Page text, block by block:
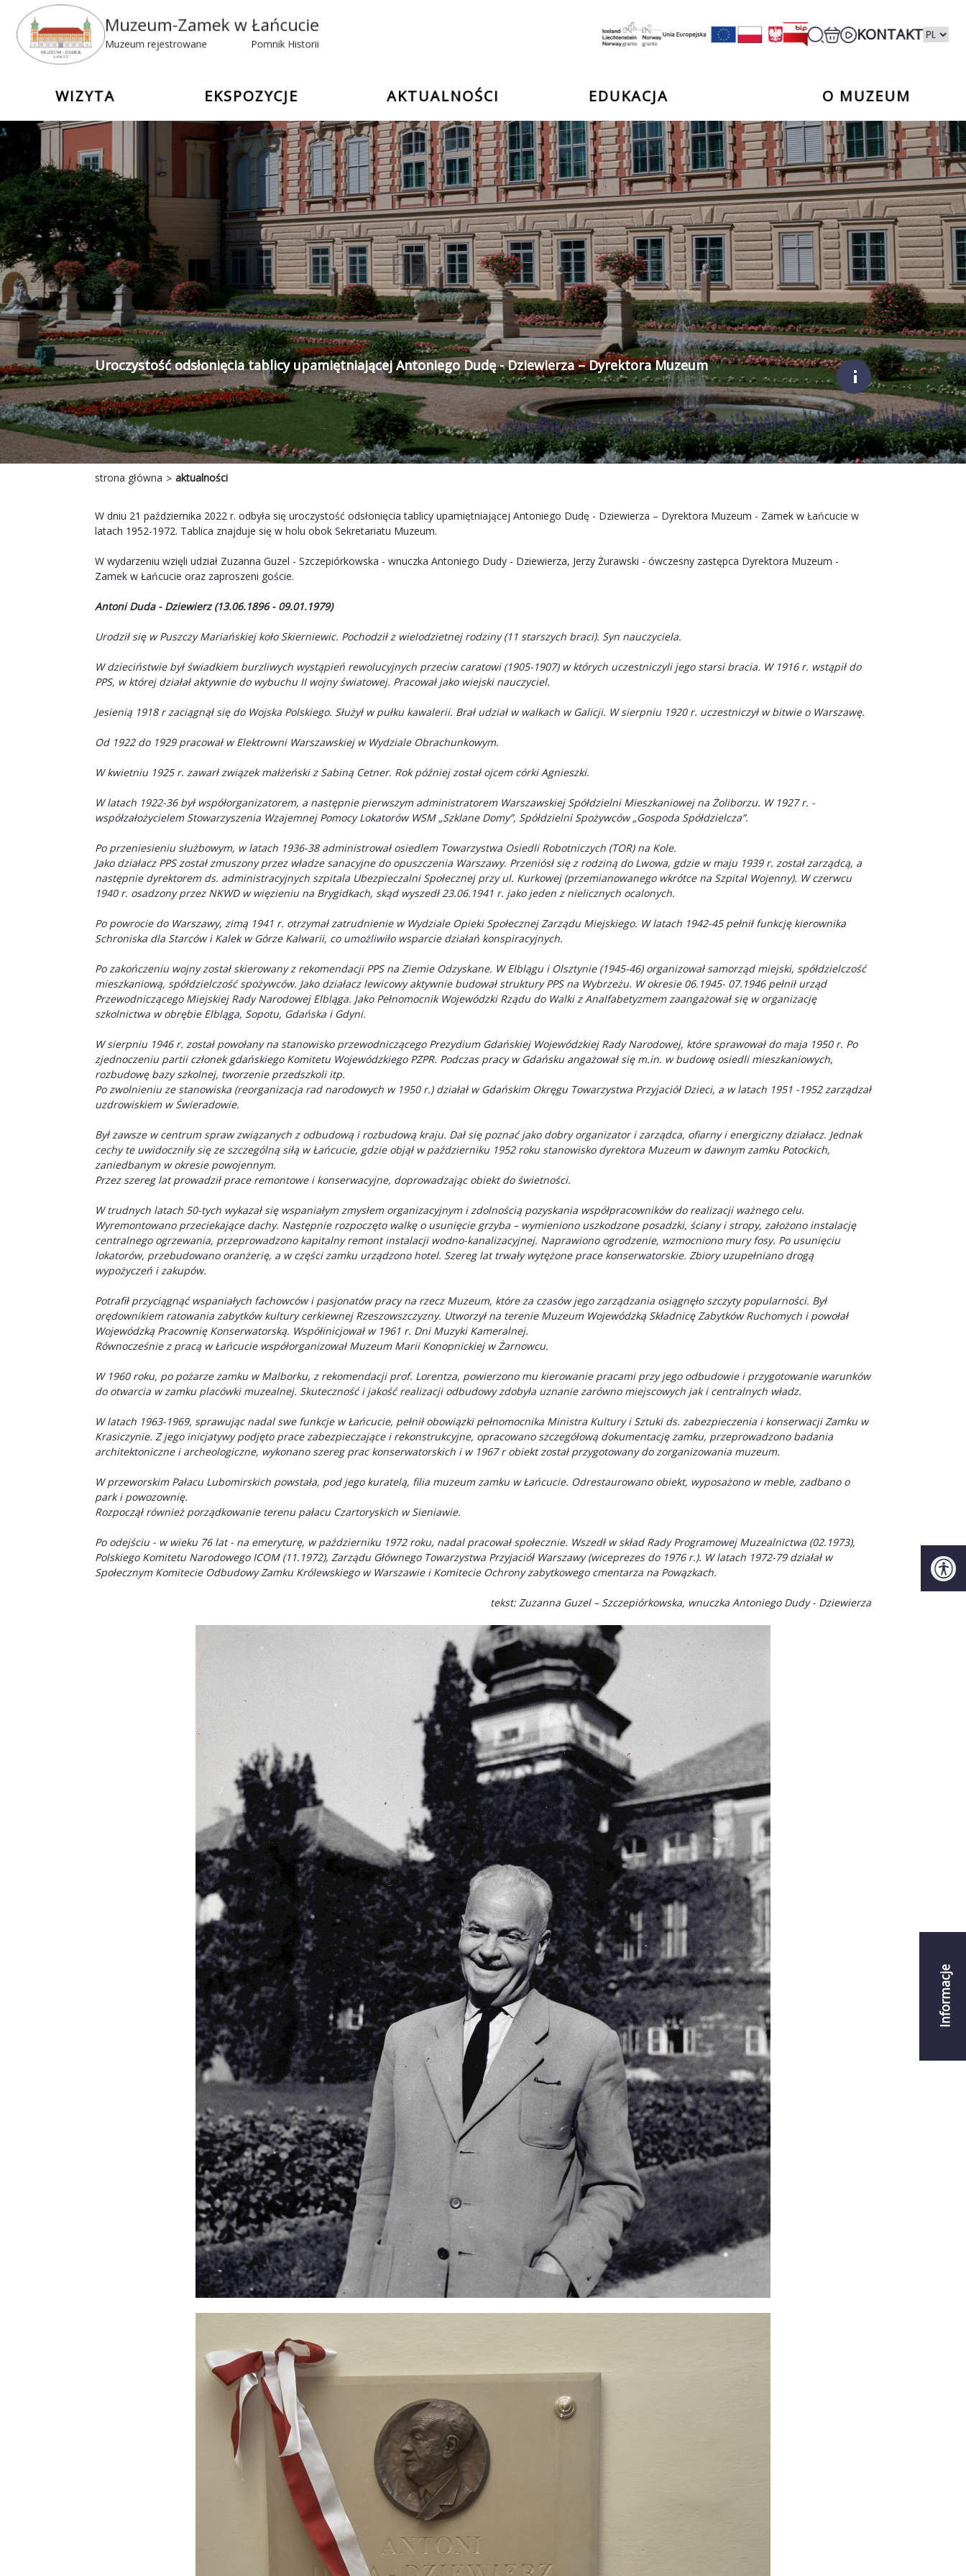
Muzeum-Zamek w Łańcucie
Muzeum rejestrowane Pomnik Historii
KONTAKT
WIZYTA EKSPOZYCJE AKTUALNOŚCI EDUKACJA O MUZEUM
Informacje
Uroczystość odsłonięcia tablicy upamiętniającej Antoniego Dudę - Dziewierza – Dyrektora Muzeum
;
strona główna aktualności
W dniu 21 października 2022 r. odbyła się uroczystość odsłonięcia tablicy upamiętniającej Antoniego Dudę - Dziewierza – Dyrektora Muzeum - Zamek w Łańcucie w
latach 1952-1972. Tablica znajduje się w holu obok Sekretariatu Muzeum.
W wydarzeniu wzięli udział Zuzanna Guzel - Szczepiórkowska - wnuczka Antoniego Dudy - Dziewierza, Jerzy Żurawski - ówczesny zastępca Dyrektora Muzeum -
Zamek w Łańcucie oraz zaproszeni goście.
Antoni Duda - Dziewierz (13.06.1896 - 09.01.1979)
Urodził się w Puszczy Mariańskiej koło Skierniewic. Pochodził z wielodzietnej rodziny (11 starszych braci). Syn nauczyciela.
W dzieciństwie był świadkiem burzliwych wystąpień rewolucyjnych przeciw caratowi (1905-1907) w których uczestniczyli jego starsi bracia. W 1916 r. wstąpił do
PPS, w której działał aktywnie do wybuchu II wojny światowej. Pracował jako wiejski nauczyciel.
Jesienią 1918 r zaciągnął się do Wojska Polskiego. Służył w pułku kawalerii. Brał udział w walkach w Galicji. W sierpniu 1920 r. uczestniczył w bitwie o Warszawę.
Od 1922 do 1929 pracował w Elektrowni Warszawskiej w Wydziale Obrachunkowym.
W kwietniu 1925 r. zawarł związek małżeński z Sabiną Cetner. Rok później został ojcem córki Agnieszki.
W latach 1922-36 był współorganizatorem, a następnie pierwszym administratorem Warszawskiej Spółdzielni Mieszkaniowej na Żoliborzu. W 1927 r. -
współzałożycielem Stowarzyszenia Wzajemnej Pomocy Lokatorów WSM „Szklane Domy”, Spółdzielni Spożywców „Gospoda Spółdzielcza”.
Po przeniesieniu służbowym, w latach 1936-38 administrował osiedlem Towarzystwa Osiedli Robotniczych (TOR) na Kole.
Jako działacz PPS został zmuszony przez władze sanacyjne do opuszczenia Warszawy. Przeniósł się z rodziną do Lwowa, gdzie w maju 1939 r. został zarządcą, a
następnie dyrektorem ds. administracyjnych szpitala Ubezpieczalni Społecznej przy ul. Kurkowej (przemianowanego wkrótce na Szpital Wojenny). W czerwcu
1940 r. osadzony przez NKWD w więzieniu na Brygidkach, skąd wyszedł 23.06.1941 r. jako jeden z nielicznych ocalonych.
Po powrocie do Warszawy, zimą 1941 r. otrzymał zatrudnienie w Wydziale Opieki Społecznej Zarządu Miejskiego. W latach 1942-45 pełnił funkcję kierownika
Schroniska dla Starców i Kalek w Górze Kalwarii, co umożliwiło wsparcie działań konspiracyjnych.
Po zakończeniu wojny został skierowany z rekomendacji PPS na Ziemie Odzyskane. W Elblągu i Olsztynie (1945-46) organizował samorząd miejski, spółdzielczość
mieszkaniową, spółdzielczość spożywców. Jako działacz lewicowy aktywnie budował struktury PPS na Wybrzeżu. W okresie 06.1945- 07.1946 pełnił urząd
Przewodniczącego Miejskiej Rady Narodowej Elbląga. Jako Pełnomocnik Wojewódzki Rządu do Walki z Analfabetyzmem zaangażował się w organizację
szkolnictwa w obrębie Elbląga, Sopotu, Gdańska i Gdyni.
W sierpniu 1946 r. został powołany na stanowisko przewodniczącego Prezydium Gdańskiej Wojewódzkiej Rady Narodowej, które sprawował do maja 1950 r. Po
zjednoczeniu partii członek gdańskiego Komitetu Wojewódzkiego PZPR. Podczas pracy w Gdańsku angażował się m.in. w budowę osiedli mieszkaniowych,
rozbudowę bazy szkolnej, tworzenie przedszkoli itp.
Po zwolnieniu ze stanowiska (reorganizacja rad narodowych w 1950 r.) działał w Gdańskim Okręgu Towarzystwa Przyjaciół Dzieci, a w latach 1951 -1952 zarządzał
uzdrowiskiem w Świeradowie.
Był zawsze w centrum spraw związanych z odbudową i rozbudową kraju. Dał się poznać jako dobry organizator i zarządca, ofiarny i energiczny działacz. Jednak
cechy te uwidoczniły się ze szczególną siłą w Łańcucie, gdzie objął w październiku 1952 roku stanowisko dyrektora Muzeum w dawnym zamku Potockich,
zaniedbanym w okresie powojennym.
Przez szereg lat prowadził prace remontowe i konserwacyjne, doprowadzając obiekt do świetności.
W trudnych latach 50-tych wykazał się wspaniałym zmysłem organizacyjnym i zdolnością pozyskania współpracowników do realizacji ważnego celu.
Wyremontowano przeciekające dachy. Następnie rozpoczęto walkę o usunięcie grzyba – wymieniono uszkodzone posadzki, ściany i stropy, założono instalację
centralnego ogrzewania, przeprowadzono kapitalny remont instalacji wodno-kanalizacyjnej. Naprawiono ogrodzenie, wzmocniono mury fosy. Po usunięciu
lokatorów, przebudowano oranżerię, a w części zamku urządzono hotel. Szereg lat trwały wytężone prace konserwatorskie. Zbiory uzupełniano drogą
wypożyczeń i zakupów.
Potrafił przyciągnąć wspaniałych fachowców i pasjonatów pracy na rzecz Muzeum, które za czasów jego zarządzania osiągnęło szczyty popularności. Był
orędownikiem ratowania zabytków kultury cerkiewnej Rzeszowszczyzny. Utworzył na terenie Muzeum Wojewódzką Składnicę Zabytków Ruchomych i powołał
Wojewódzką Pracownię Konserwatorską. Współinicjował w 1961 r. Dni Muzyki Kameralnej.
Równocześnie z pracą w Łańcucie współorganizował Muzeum Marii Konopnickiej w Żarnowcu.
W 1960 roku, po pożarze zamku w Malborku, z rekomendacji prof. Lorentza, powierzono mu kierowanie pracami przy jego odbudowie i przygotowanie warunków
do otwarcia w zamku placówki muzealnej. Skuteczność i jakość realizacji odbudowy zdobyła uznanie zarówno miejscowych jak i centralnych władz.
W latach 1963-1969, sprawując nadal swe funkcje w Łańcucie, pełnił obowiązki pełnomocnika Ministra Kultury i Sztuki ds. zabezpieczenia i konserwacji Zamku w
Krasiczynie. Z jego inicjatywy podjęto prace zabezpieczające i rekonstrukcyjne, opracowano szczegółową dokumentację zamku, przeprowadzono badania
architektoniczne i archeologiczne, wykonano szereg prac konserwatorskich i w 1967 r obiekt został przygotowany do zorganizowania muzeum.
W przeworskim Pałacu Lubomirskich powstała, pod jego kuratelą, filia muzeum zamku w Łańcucie. Odrestaurowano obiekt, wyposażono w meble, zadbano o
park i powozownię.
Rozpoczął również porządkowanie terenu pałacu Czartoryskich w Sieniawie.
Po odejściu - w wieku 76 lat - na emeryturę, w październiku 1972 roku, nadal pracował społecznie. Wszedł w skład Rady Programowej Muzealnictwa (02.1973),
Polskiego Komitetu Narodowego ICOM (11.1972), Zarządu Głównego Towarzystwa Przyjaciół Warszawy (wiceprezes do 1976 r.). W latach 1972-79 działał w
Społecznym Komitecie Odbudowy Zamku Królewskiego w Warszawie i Komitecie Ochrony zabytkowego cmentarza na Powązkach.
tekst: Zuzanna Guzel – Szczepiórkowska, wnuczka Antoniego Dudy - Dziewierza